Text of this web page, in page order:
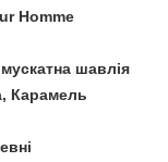
Homme
шавлія
Карамель